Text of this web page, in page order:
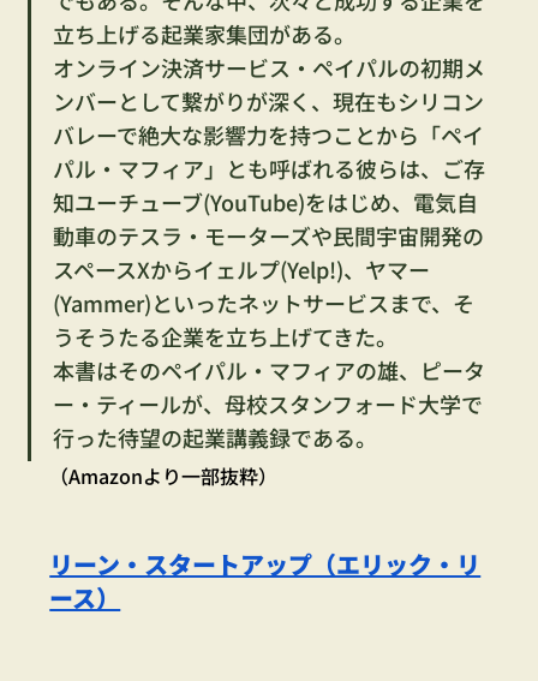
立ち上げる起業家集団がある。
オンライン決済サービス・ペイパルの初期メ
ンバーとして繋がりが深く、現在もシリコン
バレーで絶大な影響力を持つことから「ペイ
パル・マフィア」とも呼ばれる彼らは、ご存
知ユーチューブ(YouTube)をはじめ、電気自
動車のテスラ・モーターズや民間宇宙開発の
スペースXからイェルプ(Yelp!)、ヤマー
(Yammer)といったネットサービスまで、そ
うそうたる企業を立ち上げてきた。
本書はそのペイパル・マフィアの雄、ピータ
ー・ティールが、母校スタンフォード大学で
行った待望の起業講義録である。
（Amazonより一部抜粋）
リーン・スタートアップ（エリック・リ
ース）